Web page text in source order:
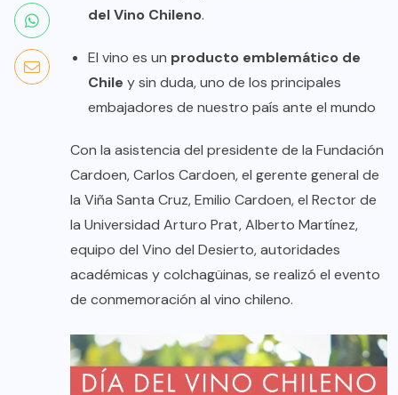
del Vino Chileno.
El vino es un producto emblemático de
Chile y sin duda, uno de los principales
embajadores de nuestro país ante el mundo
Con la asistencia del presidente de la Fundación
Cardoen, Carlos Cardoen, el gerente general de
la Viña Santa Cruz, Emilio Cardoen, el Rector de
la Universidad Arturo Prat, Alberto Martínez,
equipo del Vino del Desierto, autoridades
académicas y colchagüinas, se realizó el evento
de conmemoración al vino chileno.